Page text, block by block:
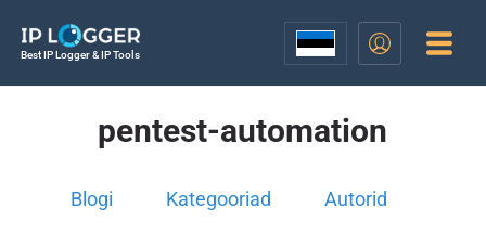
Best IP Logger & IP Tools
pentest-automation
Blogi Kategooriad Autorid